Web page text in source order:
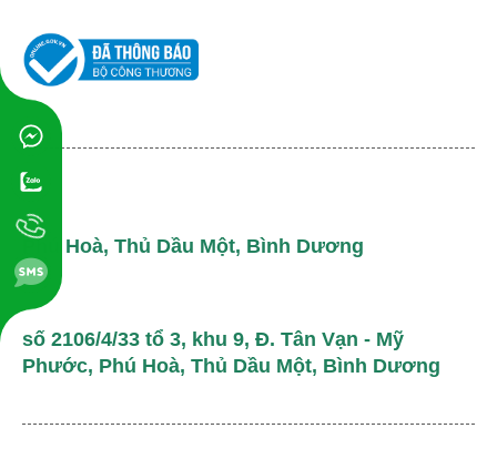
Phú Hoà, Thủ Dầu Một, Bình Dương
số 2106/4/33 tổ 3, khu 9, Đ. Tân Vạn - Mỹ